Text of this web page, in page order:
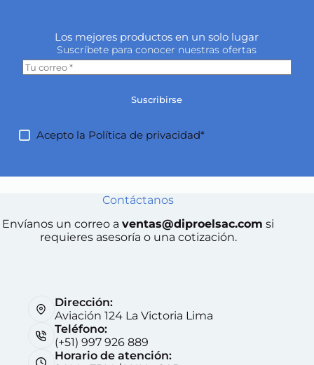
Los mejores productos en un solo lugar
Suscríbete para conocer nuestras ofertas
Suscribirse
Acepto la Política de privacidad*
Contáctanos
Envíanos un correo aventas@diproelsac.com si
requieres asesoría o una cotización.
Dirección:
Aviación 124 La Victoria Lima
Teléfono:
(+51) 997 926 889
Horario de atención: